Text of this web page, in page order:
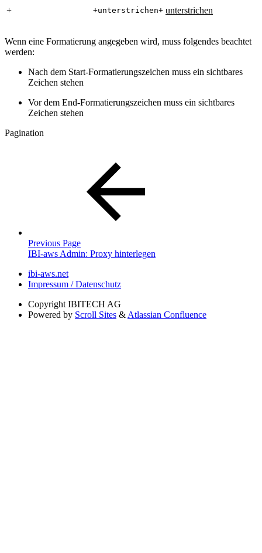
+ +unterstrichen+ unterstrichen
Wenn eine Formatierung angegeben wird, muss folgendes beachtet
werden:
Nach dem Start-Formatierungszeichen muss ein sichtbares
Zeichen stehen
Vor dem End-Formatierungszeichen muss ein sichtbares
Zeichen stehen
Pagination
Previous Page
IBI-aws Admin: Proxy hinterlegen
ibi-aws.net
Impressum / Datenschutz
Copyright IBITECH AG
Powered by Scroll Sites & Atlassian Confluence